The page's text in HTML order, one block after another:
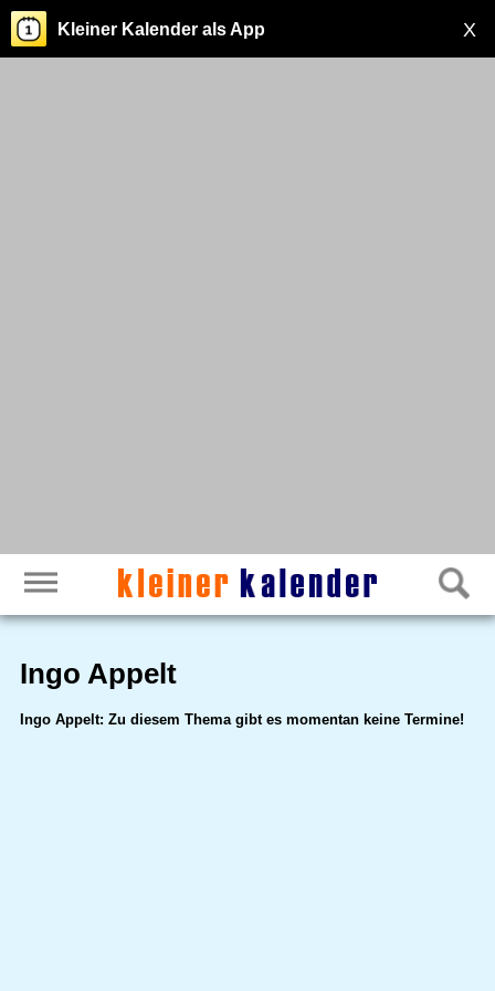
X
Kleiner Kalender als App
Ingo Appelt
Ingo Appelt: Zu diesem Thema gibt es momentan keine Termine!